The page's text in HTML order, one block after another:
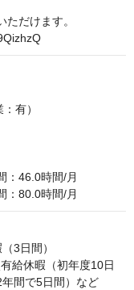
だけます。
有）
：46.0時間/月
：80.0時間/月
3日間）
給休暇（初年度10日
間で5日間）など